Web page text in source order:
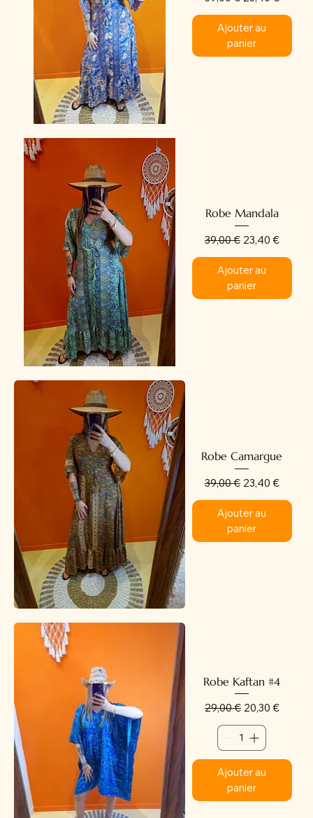
Ajouter au
panier
Robe Mandala
Prix original
39,00 € Prix
23,40 €
Ajouter au
panier
Robe Camargue
Prix original
39,00 € Prix
23,40 €
Ajouter au
panier
Robe Kaftan #4
Prix original
29,00 € Prix
20,30 €
Ajouter au
panier